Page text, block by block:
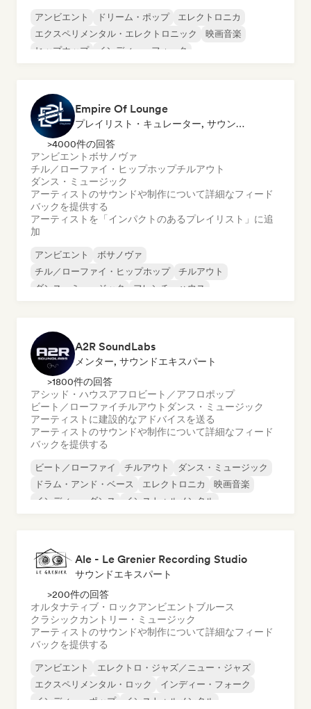
アンビエント ドリーム・ポップ
エレクトロニカ
エクスペリメンタル・エレクトロニック
映画音楽
ヒップホップ
インディー・フォーク
Empire Of Lounge
プレイリスト・キュレーター, サウンドエキスパート
>4000件の回答
アンビエント ボサノヴァ
チル／ローファイ・ヒップホップチルアウト
ダンス・ミュージック
アーティストのサウンドや制作について詳細なフィード
バックを提供する
アーティストを「インパクトのあるプレイリスト」に追
加
アンビエント
ボサノヴァ
チル／ローファイ・ヒップホップ
チルアウト
ダンス・ミュージック
フレンチ・ハウス
A2R SoundLabs
メンター, サウンドエキスパート
>1800件の回答
アシッド・ハウスアフロビート／アフロポップ
ビート／ローファイチルアウト ダンス・ミュージック
アーティストに建設的なアドバイスを送る
アーティストのサウンドや制作について詳細なフィード
バックを提供する
ビート／ローファイ チルアウト
ダンス・ミュージック
ドラム・アンド・ベース
エレクトロニカ
映画音楽
インディー・ダンス
インストゥルメンタル
Ale - Le Grenier Recording Studio
サウンドエキスパート
>200件の回答
オルタナティブ・ロックアンビエント ブルース
クラシック カントリー・ミュージック
アーティストのサウンドや制作について詳細なフィード
バックを提供する
アンビエント
エレクトロ・ジャズ／ニュー・ジャズ
エクスペリメンタル・ロック
インディー・フォーク
インディー・ポップ
インストゥルメンタル